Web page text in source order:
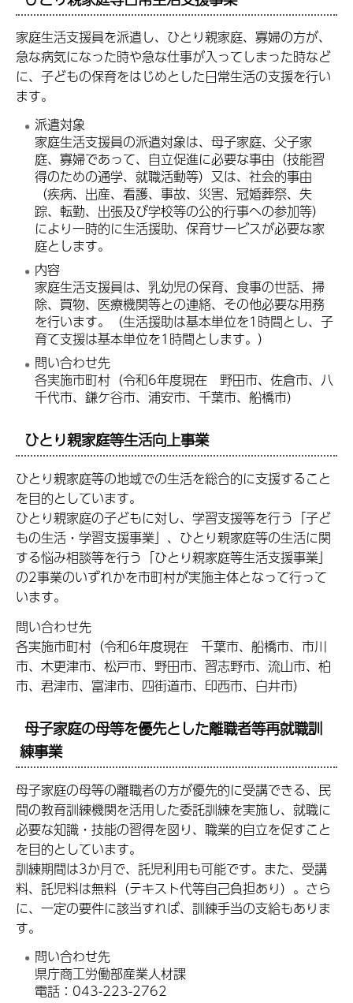
家庭生活支援員を派遣し、ひとり親家庭、寡婦の方が、
急な病気になった時や急な仕事が入ってしまった時など
に、子どもの保育をはじめとした日常生活の支援を行い
ます。
派遣対象
家庭生活支援員の派遣対象は、母子家庭、父子家
庭、寡婦であって、自立促進に必要な事由（技能習
得のための通学、就職活動等）又は、社会的事由
（疾病、出産、看護、事故、災害、冠婚葬祭、失
踪、転勤、出張及び学校等の公的行事への参加等）
により一時的に生活援助、保育サービスが必要な家
庭とします。
内容
家庭生活支援員は、乳幼児の保育、食事の世話、掃
除、買物、医療機関等との連絡、その他必要な用務
を行います。（生活援助は基本単位を1時間とし、子
育て支援は基本単位を1時間とします。）
問い合わせ先
各実施市町村（令和6年度現在 野田市、佐倉市、八
千代市、鎌ケ谷市、浦安市、千葉市、船橋市）
ひとり親家庭等生活向上事業
ひとり親家庭等の地域での生活を総合的に支援すること
を目的としています。
ひとり親家庭の子どもに対し、学習支援等を行う「子ど
もの生活・学習支援事業」、ひとり親家庭等の生活に関
する悩み相談等を行う「ひとり親家庭等生活支援事業」
の2事業のいずれかを市町村が実施主体となって行って
います。
問い合わせ先
各実施市町村（令和6年度現在 千葉市、船橋市、市川
市、木更津市、松戸市、野田市、習志野市、流山市、柏
市、君津市、富津市、四街道市、印西市、白井市）
母子家庭の母等を優先とした離職者等再就職訓
練事業
母子家庭の母等の離職者の方が優先的に受講できる、民
間の教育訓練機関を活用した委託訓練を実施し、就職に
必要な知識・技能の習得を図り、職業的自立を促すこと
を目的としています。
訓練期間は3か月で、託児利用も可能です。また、受講
料、託児料は無料（テキスト代等自己負担あり）。さら
に、一定の要件に該当すれば、訓練手当の支給もありま
す。
問い合わせ先
県庁商工労働部産業人材課
電話：043-223-2762